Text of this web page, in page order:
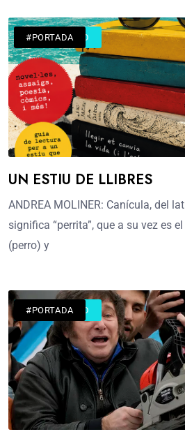
#ACTUALIDAD
#LIBROS
#PORTADA
UN ESTIU DE LLIBRES
ANDREA MOLINER: Canícula, del
significa “perrita”, que a su vez es
(perro) y
#ACTUALIDAD
#PORTADA